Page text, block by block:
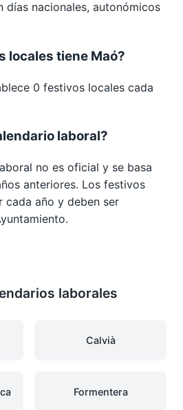
días nacionales, autonómicos
locales tiene Maó?
0 festivos locales cada
laboral?
no es oficial y se basa
anteriores. Los festivos
cada año y deben ser
laborales
Calvià
Formentera